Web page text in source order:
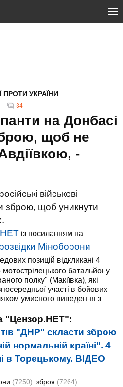
ПРОТИ УКРАЇНИ
34
на Донбасі
щоб не
-
військові
зброю, щоб уникнути
із посиланням на
Міноборони
позицій відкликані 4
мотострілецького батальйону
полку" (Макіївка), які
участі в бойових
умисного виведення з
"Цензор.НЕТ":
"ДНР" скласти зброю
нормальній країні". 4
в Торецькому. ВІДЕО
(7250) зброя (7264)